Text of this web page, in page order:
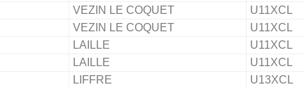
VEZIN LE COQUET U11XCL
VEZIN LE COQUET U11XCL
LAILLE U11XCL
LAILLE U11XCL
LIFFRE U13XCL